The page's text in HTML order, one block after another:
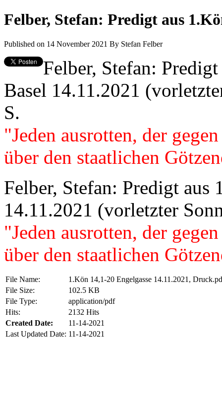
Felber, Stefan: Predigt aus
Published on 14 November 2021 By Stefan Felber
Felber, Stefan:
Basel 14.11.2021
S.
"Jeden ausrotten, der
über den staatlichen
Felber, Stefan: Predigt aus
14.11.2021 (vorletzter
"Jeden ausrotten, der
über den staatlichen
File Name:
1.Kön 14,1-20 Engelgasse 14.11.2021,
File Size:
102.5 KB
File Type:
application/pdf
Hits:
2132 Hits
Created Date:
11-14-2021
Last Updated Date: 11-14-2021